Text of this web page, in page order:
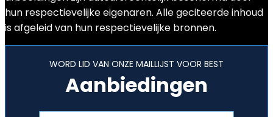
hun respectievelijke eigenaren. Alle geciteerde inhoud
is afgeleid van hun respectievelijke bronnen.
WORD LID VAN ONZE MAILLIJST VOOR BEST
Aanbiedingen